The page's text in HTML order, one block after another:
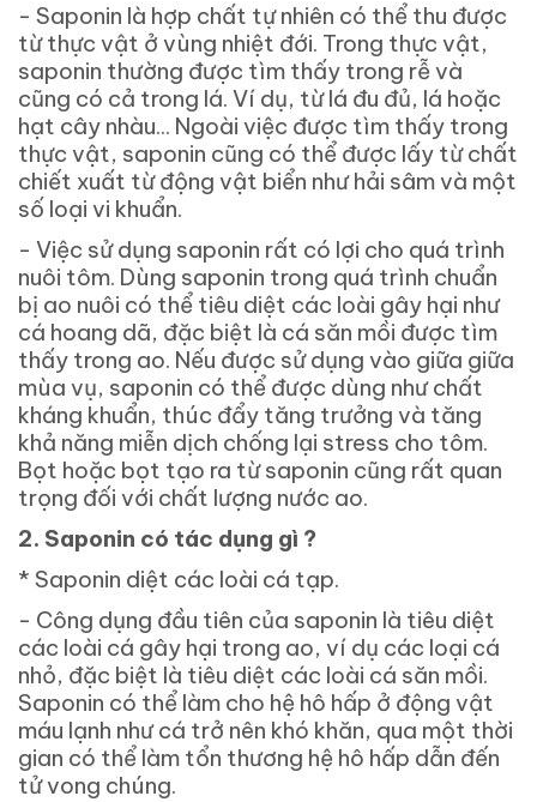
- Saponin là hợp chất tự nhiên có thể thu được
từ thực vật ở vùng nhiệt đới. Trong thực vật,
saponin thường được tìm thấy trong rễ và
cũng có cả trong lá. Ví dụ, từ lá đu đủ, lá hoặc
hạt cây nhàu... Ngoài việc được tìm thấy trong
thực vật, saponin cũng có thể được lấy từ chất
chiết xuất từ ​​động vật biển như hải sâm và một
số loại vi khuẩn.
- Việc sử dụng saponin rất có lợi cho quá trình
nuôi tôm. Dùng saponin trong quá trình chuẩn
bị ao nuôi có thể tiêu diệt các loài gây hại như
cá hoang dã, đặc biệt là cá săn mồi được tìm
thấy trong ao. Nếu được sử dụng vào giữa giữa
mùa vụ, saponin có thể được dùng như chất
kháng khuẩn, thúc đẩy tăng trưởng và tăng
khả năng miễn dịch chống lại stress cho tôm.
Bọt hoặc bọt tạo ra từ saponin cũng rất quan
trọng đối với chất lượng nước ao.
2. Saponin có tác dụng gì ?
* Saponin diệt các loài cá tạp.
- Công dụng đầu tiên của saponin là tiêu diệt
các loài cá gây hại trong ao, ví dụ các loại cá
nhỏ, đặc biệt là tiêu diệt các loài cá săn mồi.
Saponin có thể làm cho hệ hô hấp ở động vật
máu lạnh như cá trở nên khó khăn, qua một thời
gian có thể làm tổn thương hệ hô hấp dẫn đến
tử vong chúng.